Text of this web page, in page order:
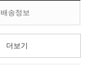
배송정보
더보기